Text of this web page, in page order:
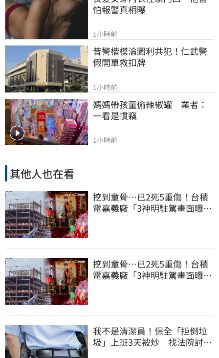
怕報警真相曝
1小時前
昔警楷模淪圖利共犯！仁武警
假開單救扣牌
1小時前
媽媽帶孩童偷辣椒罐　業者：
一看是慣竊
1小時前
其他人也在看
挖到童骨…已2死5重傷！台積
電嘉義廠「3神明駐駕畫面曝
挖到童骨…已2死5重傷！台積
電嘉義廠「3神明駐駕畫面曝
我不是清潔員！保全「拒倒垃
圾」上班3天被炒 找法院討公